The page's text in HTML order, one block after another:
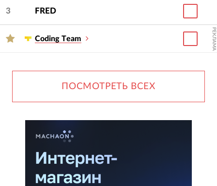
3 FRED
Сoding Тeam РЕКЛАМА
ПОСМОТРЕТЬ ВСЕХ